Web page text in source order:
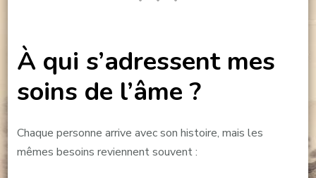
À qui s’adressent mes
soins de l’âme ?
Chaque personne arrive avec son histoire, mais les
mêmes besoins reviennent souvent :